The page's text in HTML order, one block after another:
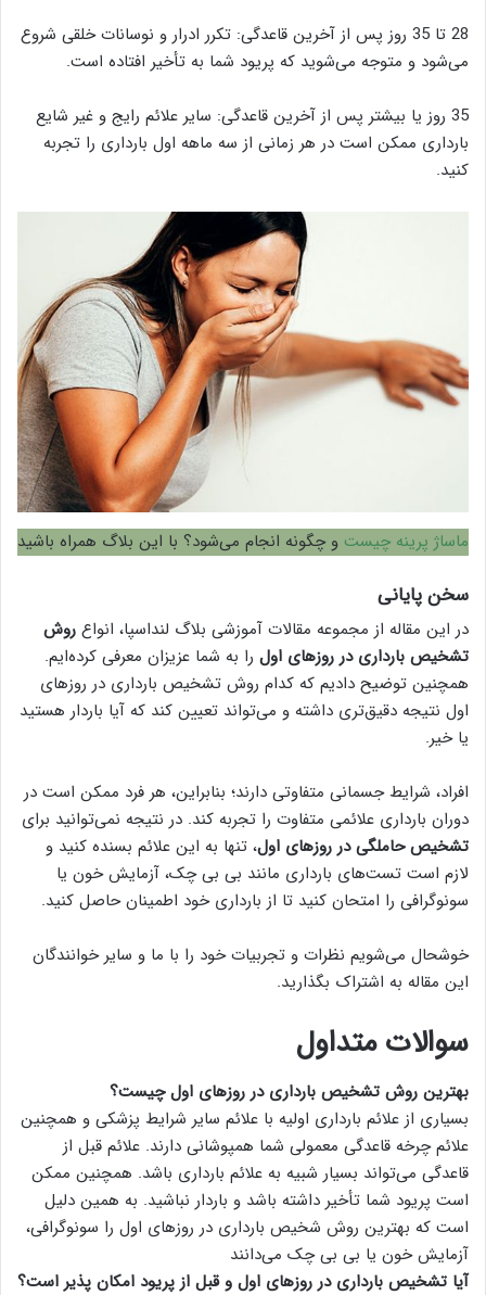
28 تا 35 روز پس از آخرین قاعدگی: تکرر ادرار و نوسانات خلقی شروع
می‌شود و متوجه می‌شوید که پریود شما به تأخیر افتاده است.
35 روز یا بیشتر پس از آخرین قاعدگی: سایر علائم رایج و غیر شایع
بارداری ممکن است در هر زمانی از سه ماهه اول بارداری را تجربه
کنید.
ماساژ پرینه چیست و چگونه انجام می‌شود؟ با این بلاگ همراه باشید
سخن پایانی
در این مقاله از مجموعه مقالات آموزشی بلاگ لنداسپا، انواع روش
تشخیص بارداری در روزهای اول را به شما عزیزان معرفی کرده‌ایم.
همچنین توضیح دادیم که کدام روش تشخیص بارداری در روزهای
اول نتیجه دقیق‌تری داشته و می‌تواند تعیین کند که آیا باردار هستید
یا خیر.
افراد، شرایط جسمانی متفاوتی دارند؛ بنابراین، هر فرد ممکن است در
دوران بارداری علائمی متفاوت را تجربه کند. در نتیجه نمی‌توانید برای
تشخیص حاملگی در روزهای اول، تنها به این علائم بسنده کنید و
لازم است تست‌های بارداری مانند بی بی چک، آزمایش خون یا
سونوگرافی را امتحان کنید تا از بارداری خود اطمینان حاصل کنید.
خوشحال می‌شویم نظرات و تجربیات خود را با ما و سایر خوانندگان
این مقاله به اشتراک بگذارید.
سوالات متداول
بهترین روش تشخیص بارداری در روزهای اول چیست؟
بسیاری از علائم بارداری اولیه با علائم سایر شرایط پزشکی و همچنین
علائم چرخه قاعدگی معمولی شما همپوشانی دارند. علائم قبل از
قاعدگی می‌تواند بسیار شبیه به علائم بارداری باشد. همچنین ممکن
است پریود شما تأخیر داشته باشد و باردار نباشید. به همین دلیل
است که بهترین روش شخیص بارداری در روزهای اول را سونوگرافی،
آزمایش خون یا بی بی چک می‌دانند
آیا تشخیص بارداری در روزهای اول و قبل از پریود امکان پذیر است؟